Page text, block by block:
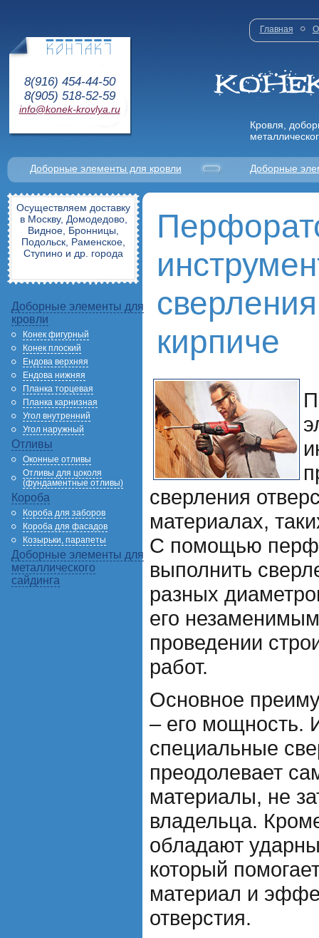
8(916) 454-44-50
8(905) 518-52-59
info@konek-krovlya.ru
Главная О
Кровля,
Доборные элементы для кровли Доборные
Осуществляем доставку
в Москву, Домодедово,
Видное, Бронницы,
Подольск, Раменское,
Ступино и др. города
Доборные элементы для
кровли
Конек фигурный
Конек плоский
Ендова верхняя
Ендова нижняя
Планка торцевая
Планка карнизная
Угол внутренний
Угол наружный
Отливы
Оконные отливы
Отливы для цоколя
(фундаментные отливы)
Короба
Короба для заборов
Короба для фасадов
Козырьки, парапеты
Доборные элементы для
металлического
сайдинга
кирпиче
сверления
материалах,
С помощью
выполнить
разных
его
проведении
работ.
Основное
– его мощность.
специальные
преодолевает
материалы, не
владельца.
обладают
который
материал и
отверстия.